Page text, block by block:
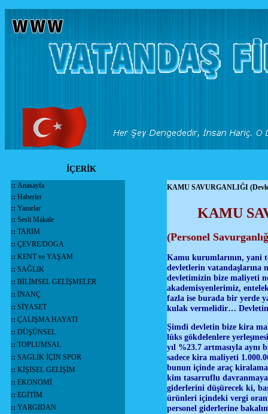
İÇERİK
:: Anasayfa
:: Haberler
:: Yazarlar
:: Sesli Makale
:: TARIM
:: ÇEVRE/DOGA
:: KENT ve YAŞAM
:: SAĞLIK
:: BİLİMSEL GELİŞMELER
:: İNANÇ
:: SİYASET
:: ÇALIŞMA HAYATI
:: DÜŞÜNSEL
:: TOPLUMSAL
:: SAGLIK İÇİN SPOR
:: KİŞİSEL GELİŞİM
:: EKONOMİ
:: EGİTİM
:: YARGIDAN
KAMU SAVURGANLIĞI
KAMU
(Personel
Kamu kurumlarının, yani
devletlerin
devletimizin bize maliyeti
akademisyenlerimiz,
fazla ise burada bir yerde
kulak vermelidir… Devletin
Şimdi devletin bize kira
lüks gökdelenlere
yıl %23.7 artmasıyla aynı
sadece kira maliyeti
bunun içinde araç
kim tasarruflu
giderlerini düşürecek ki,
ürünleri içindeki vergi
personel giderlerine